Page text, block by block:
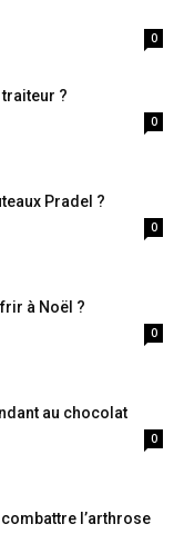
0
?
0
Pradel ?
0
à Noël ?
0
au chocolat
0
l’arthrose